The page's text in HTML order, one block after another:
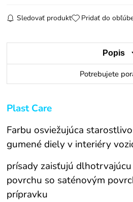
Sledovať produkt Pridať do
Popis
Potrebujete
Plast Care
Farbu osviežujúca
gumené diely v interiéry
prísady zaisťujú
povrchu so saténovým
prípravku